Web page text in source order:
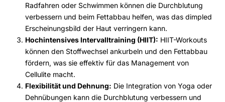
Radfahren oder Schwimmen können die Durchblutung
verbessern und beim Fettabbau helfen, was das dimpled
Erscheinungsbild der Haut verringern kann.
Hochintensives Intervalltraining (HIIT): HIIT-Workouts
können den Stoffwechsel ankurbeln und den Fettabbau
fördern, was sie effektiv für das Management von
Cellulite macht.
Flexibilität und Dehnung: Die Integration von Yoga oder
Dehnübungen kann die Durchblutung verbessern und